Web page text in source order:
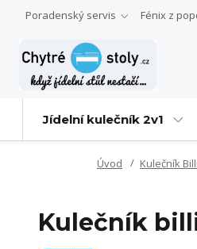
Poradenský servis Fénix z
Jídelní kulečník 2v1
Úvod Kulečník
Kulečník